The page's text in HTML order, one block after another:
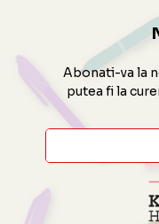
Abonati-va la
putea fi la